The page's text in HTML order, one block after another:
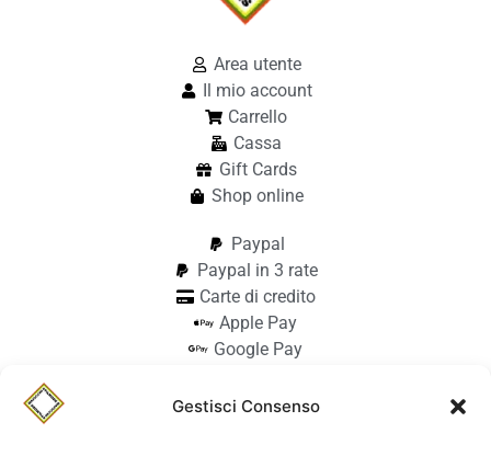
Gestisci Consenso
Area utente
Il mio account
Carrello
Cassa
Gift Cards
Shop online
Paypal
Paypal in 3 rate
Carte di credito
Apple Pay
Google Pay
Pagamento alla consegna